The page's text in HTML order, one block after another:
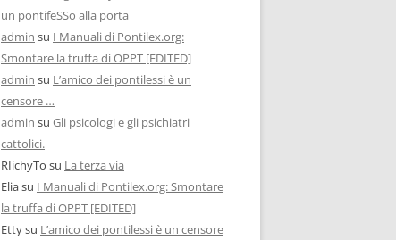
un pontifeSSo alla porta
admin su I Manuali di Pontilex.org:
Smontare la truffa di OPPT [EDITED]
admin su L’amico dei pontilessi è un
censore …
admin su Gli psicologi e gli psichiatri
cattolici.
RIichyTo su La terza via
Eliasu I Manuali di Pontilex.org: Smontare
la truffa di OPPT [EDITED]
Ettysu L’amico dei pontilessi è un censore